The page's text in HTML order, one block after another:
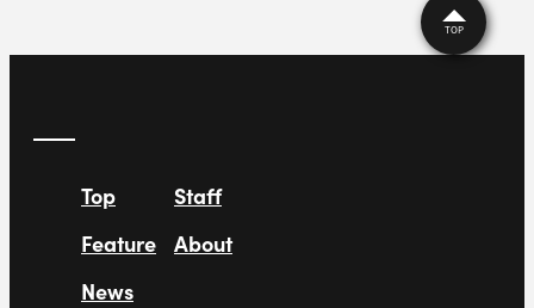
TOP
Top
Feature
News
Staff
About